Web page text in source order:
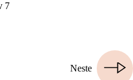
7
Neste